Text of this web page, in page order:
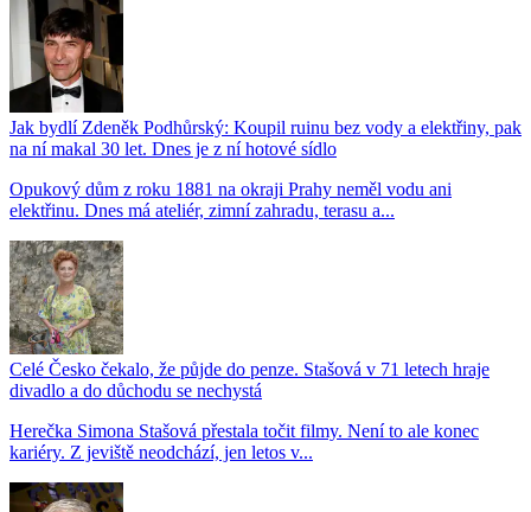
Jak bydlí Zdeněk Podhůrský: Koupil ruinu bez vody a elektřiny, pak
na ní makal 30 let. Dnes je z ní hotové sídlo
Opukový dům z roku 1881 na okraji Prahy neměl vodu ani
elektřinu. Dnes má ateliér, zimní zahradu, terasu a...
Celé Česko čekalo, že půjde do penze. Stašová v 71 letech hraje
divadlo a do důchodu se nechystá
Herečka Simona Stašová přestala točit filmy. Není to ale konec
kariéry. Z jeviště neodchází, jen letos v...